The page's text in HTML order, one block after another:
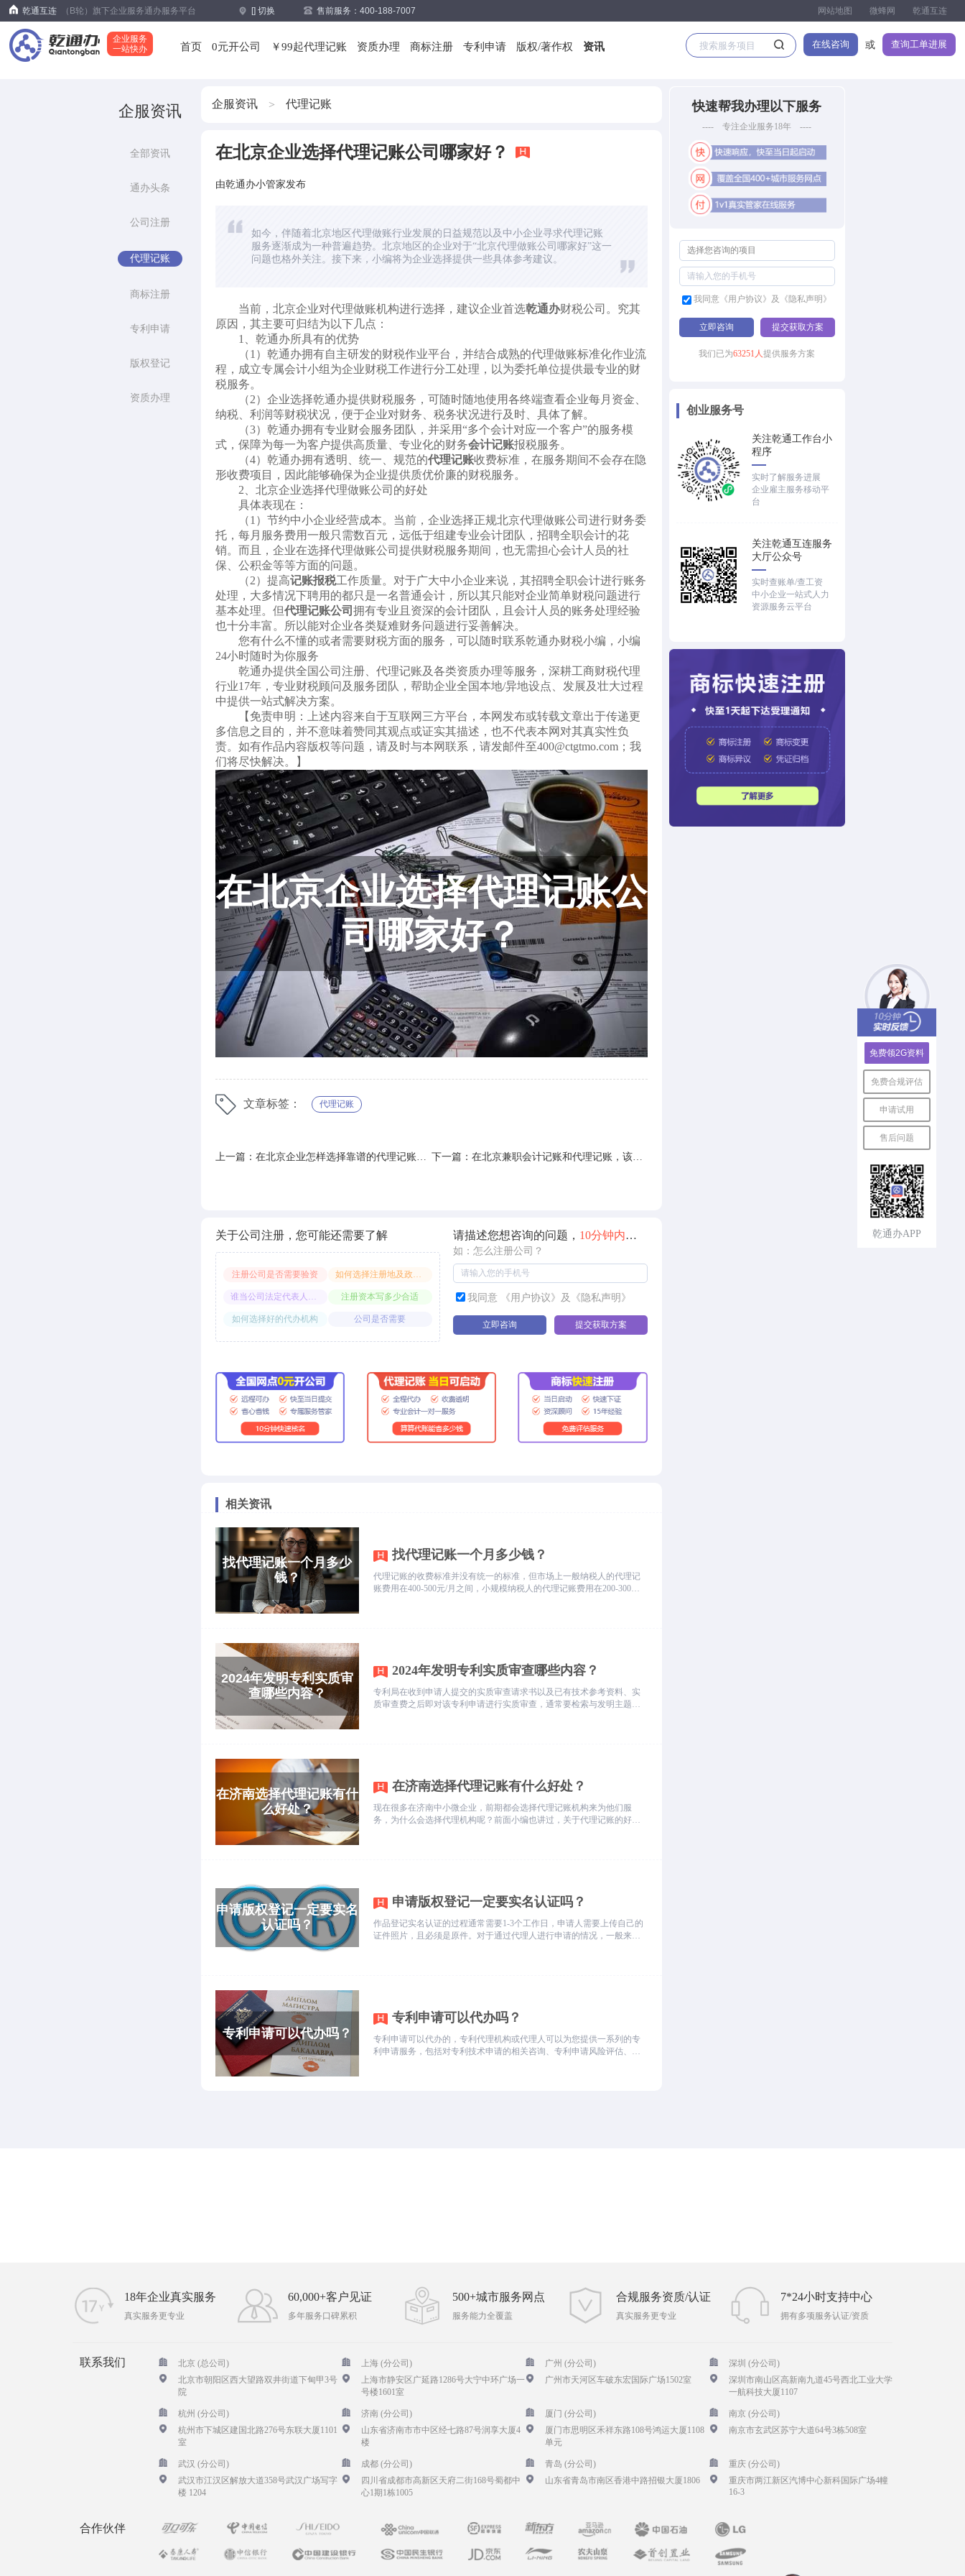
乾通互连 （B轮）旗下企业服务通办服务平台 [] 切换 售前服务：400-188-7007 乾通互连
微蜂网
网站地图
企业服务
一站快办
查询工单进展
或
在线咨询
首页 0元开公司 ￥99起代理记账 资质办理 商标注册 专利申请 版权/著作权 资讯
企服资讯
全部资讯
通办头条
公司注册
代理记账
商标注册
专利申请
版权登记
资质办理
企服资讯 > 代理记账
在北京企业选择代理记账公司哪家好？
由乾通办小管家发布
如今，伴随着北京地区代理做账行业发展的日益规范以及中小企业寻求代理记账
服务逐渐成为一种普遍趋势。北京地区的企业对于“北京代理做账公司哪家好”这一
问题也格外关注。接下来，小编将为企业选择提供一些具体参考建议。
当前，北京企业对代理做账机构进行选择，建议企业首选乾通办财税公司。究其
原因，其主要可归结为以下几点：
1、乾通办所具有的优势
（1）乾通办拥有自主研发的财税作业平台，并结合成熟的代理做账标准化作业流
程，成立专属会计小组为企业财税工作进行分工处理，以为委托单位提供最专业的财
税服务。
（2）企业选择乾通办提供财税服务，可随时随地使用各终端查看企业每月资金、
纳税、利润等财税状况，便于企业对财务、税务状况进行及时、具体了解。
（3）乾通办拥有专业财会服务团队，并采用“多个会计对应一个客户”的服务模
式，保障为每一为客户提供高质量、专业化的财务会计记账报税服务。
（4）乾通办拥有透明、统一、规范的代理记账收费标准，在服务期间不会存在隐
形收费项目，因此能够确保为企业提供质优价廉的财税服务。
2、北京企业选择代理做账公司的好处
具体表现在：
（1）节约中小企业经营成本。当前，企业选择正规北京代理做账公司进行财务委
托，每月服务费用一般只需数百元，远低于组建专业会计团队，招聘全职会计的花
销。而且，企业在选择代理做账公司提供财税服务期间，也无需担心会计人员的社
保、公积金等等方面的问题。
（2）提高记账报税工作质量。对于广大中小企业来说，其招聘全职会计进行账务
处理，大多情况下聘用的都只是一名普通会计，所以其只能对企业简单财税问题进行
基本处理。但代理记账公司 拥有专业且资深的会计团队，且会计人员的账务处理经验
也十分丰富。所以能对企业各类疑难财务问题进行妥善解决。
您有什么不懂的或者需要财税方面的服务，可以随时联系乾通办财税小编，小编
24小时随时为你服务
乾通办提供全国公司注册、代理记账及各类资质办理等服务，深耕工商财税代理
行业17年，专业财税顾问及服务团队，帮助企业全国本地/异地设点、发展及壮大过程
中提供一站式解决方案。
【免责申明：上述内容来自于互联网三方平台，本网发布或转载文章出于传递更
多信息之目的，并不意味着赞同其观点或证实其描述，也不代表本网对其真实性负
责。如有作品内容版权等问题，请及时与本网联系，请发邮件至400@ctgtmo.com；我
们将尽快解决。】
文章标签： 代理记账
上一篇：在北京企业怎样选择靠谱的代理记账公
下一篇：在北京兼职会计记账和代理记账，该如
关于公司注册，您可能还需要了解
注册公司是否需要验资 如何选择注册地及政策享受
谁当公司法定代表人合适 注册资本写多少合适
如何选择好的代办机构 公司是否需要
请描述您想咨询的问题， 10分钟内快速回电，
如：怎么注册公司？
我同意 《用户协议》及《隐私声明》
立即咨询 提交获取方案
相关资讯
找代理记账一个月多少钱？
代理记账的收费标准并没有统一的标准，但市场上一般纳税人的代理记
账费用在400-500元/月之间，小规模纳税人的代理记账费用在200-300元/
2024年发明专利实质审查哪些内容？
专利局在收到申请人提交的实质审查请求书以及已有技术参考资料、实
质审查费之后即对该专利申请进行实质审查，通常要检索与发明主题有
在济南选择代理记账有什么好处？
现在很多在济南中小微企业，前期都会选择代理记账机构来为他们服
务，为什么会选择代理机构呢？前面小编也讲过，关于代理记账的好
申请版权登记一定要实名认证吗？
作品登记实名认证的过程通常需要1-3个工作日，申请人需要上传自己的
证件照片，且必须是原件。对于通过代理人进行申请的情况，一般来
专利申请可以代办吗？
专利申请可以代办的，专利代理机构或代理人可以为您提供一系列的专
利申请服务，包括对专利技术申请的相关咨询、专利申请风险评估、协
快速帮我办理以下服务
---- 专注企业服务18年 ----
我同意《用户协议》及《隐私声明》
立即咨询 提交获取方案
我们已为63251人提供服务方案
创业服务号
关注乾通工作台小
程序
实时了解服务进展
企业雇主服务移动平
台
关注乾通互连服务
大厅公众号
实时查账单/查工资
中小企业一站式人力
资源服务云平台
18年企业真实服务
真实服务更专业
60,000+客户见证
多年服务口碑累积
500+城市服务网点
服务能力全覆盖
合规服务资质/认证
真实服务更专业
7*24小时支持中心
拥有多项服务认证/资质
联系我们
北京 (总公司)
北京市朝阳区西大望路双井街道下甸甲3号
院
上海 (分公司)
上海市静安区广延路1286号大宁中环广场一
号楼1601室
广州 (分公司)
广州市天河区车破东宏国际广场1502室
深圳 (分公司)
深圳市南山区高新南九道45号西北工业大学
一航科技大厦1107
杭州 (分公司)
杭州市下城区建国北路276号东联大厦1101
室
济南 (分公司)
山东省济南市市中区经七路87号润享大厦4
楼
厦门 (分公司)
厦门市思明区禾祥东路108号鸿运大厦1108
单元
南京 (分公司)
南京市玄武区苏宁大道64号3栋508室
武汉 (分公司)
武汉市江汉区解放大道358号武汉广场写字
楼 1204
成都 (分公司)
四川省成都市高新区天府二街168号蜀都中
心1期1栋1005
青岛 (分公司)
山东省青岛市南区香港中路招银大厦1806
重庆 (分公司)
重庆市两江新区汽博中心新科国际广场4幢
16-3
合作伙伴
免费领2G资料
免费合规评估
申请试用
售后问题
乾通办APP